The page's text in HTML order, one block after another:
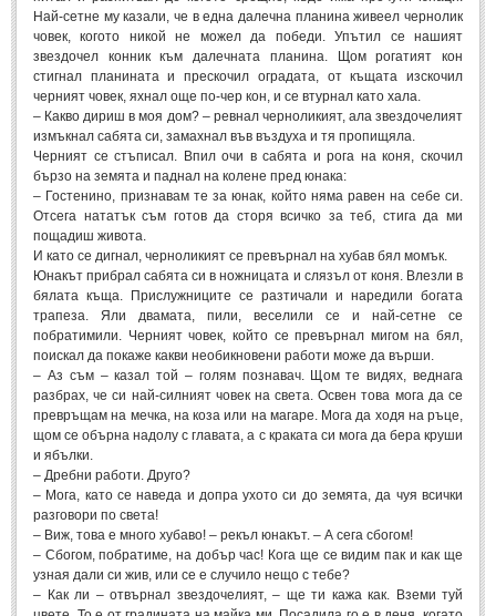
Мъдри мисли (55)
Мъдрости за живота (10)
Мъдрости за щастието (5)
Мъдрости за приятелството (8)
Мъдрости на велики хора (41)
Древноримски афоризми (21)
ФИЛОСОФИЯ
ФИЛОСОФИЯ
Философски мисли (19)
Житейска философия
Философия на любовта
ПРИТЧИ
ПРИТЧИ
Най-сетне му казали, че в една далечна планина живеел чернолик
човек, когото никой не можел да победи. Упътил се нашият
звездочел конник към далечната планина. Щом рогатият кон
стигнал планината и прескочил оградата, от къщата изскочил
черният човек, яхнал още по-чер кон, и се втурнал като хала.
– Какво дириш в моя дом? – ревнал черноликият, ала звездочелият
измъкнал сабята си, замахнал във въздуха и тя пропищяла.
Черният се стъписал. Впил очи в сабята и рога на коня, скочил
бързо на земята и паднал на колене пред юнака:
– Гостенино, признавам те за юнак, който няма равен на себе си.
Отсега нататък съм готов да сторя всичко за теб, стига да ми
пощадиш живота.
И като се дигнал, черноликият се превърнал на хубав бял момък.
Юнакът прибрал сабята си в ножницата и слязъл от коня. Влезли в
бялата къща. Прислужниците се разтичали и наредили богата
трапеза. Яли двамата, пили, веселили се и най-сетне се
побратимили. Черният човек, който се превърнал мигом на бял,
поискал да покаже какви необикновени работи може да върши.
– Аз съм – казал той – голям познавач. Щом те видях, веднага
разбрах, че си най-силният човек на света. Освен това мога да се
превръщам на мечка, на коза или на магаре. Мога да ходя на ръце,
щом се обърна надолу с главата, а с краката си мога да бера круши
и ябълки.
– Дребни работи. Друго?
– Мога, като се наведа и допра ухото си до земята, да чуя всички
разговори по света!
– Виж, това е много хубаво! – рекъл юнакът. – А сега сбогом!
– Сбогом, побратиме, на добър час! Кога ще се видим пак и как ще
узная дали си жив, или се е случило нещо с тебе?
– Как ли – отвърнал звездочелият, – ще ти кажа как. Вземи туй